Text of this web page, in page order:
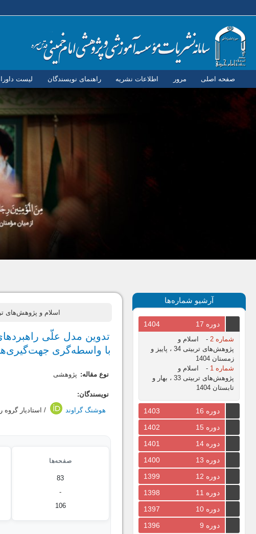
صفحه اصلی مرور اطلاعات نشریه راهنمای نویسندگان لیست
آرشیو شماره‌ها
دوره 17 1404
شماره 2 -
اسلام و
پژوهش‌های تربیتی 34 ، پاییز و
زمستان 1404
شماره 1
-
اسلام و
پژوهش‌های تربیتی 33 ، بهار و
تابستان 1404
دوره 16
1403
دوره 15
1402
دوره 14
1401
دوره 13
1400
دوره 12
1399
دوره 11
1398
دوره 10
1397
دوره 9
1396
اسلام و پژوهش‌های تربیتی، سال 1402، جلد پانزدهم،
تدوین مدل علّی
با واسطه‌گری
نوع مقاله: پژوهشی
نویسندگان:
هوشنگ گراوند / استادیار
صفحه‌ها
83
-
106